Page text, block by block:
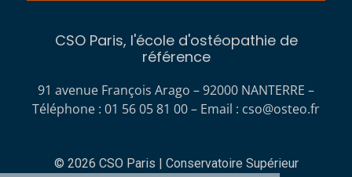
CSO Paris, l'école d'ostéopathie de
référence
91 avenue François Arago – 92000 NANTERRE –
Téléphone : 01 56 05 81 00 – Email : cso@osteo.fr
© 2026 CSO Paris | Conservatoire Supérieur